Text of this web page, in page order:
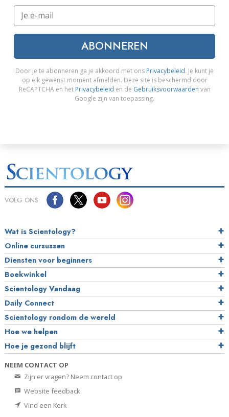
ABONNEREN
Door je te abonneren ga je akkoord met ons Privacybeleid. Je kunt je
op elk gewenst moment afmelden. Deze site is beschermd door
ReCAPTCHA en het Privacybeleid en de Gebruiksvoorwaarden van
Google zijn van toepassing.
VOLG ONS
Wat is Scientology?
Online cursussen
Diensten voor beginners
Boekwinkel
Scientology Vandaag
Daily Connect
Scientology rondom de wereld
Hoe we helpen
Hoe je gezond blijft
NEEM CONTACT OP
Zijn er vragen? Neem contact op
Website feedback
Vind een Kerk